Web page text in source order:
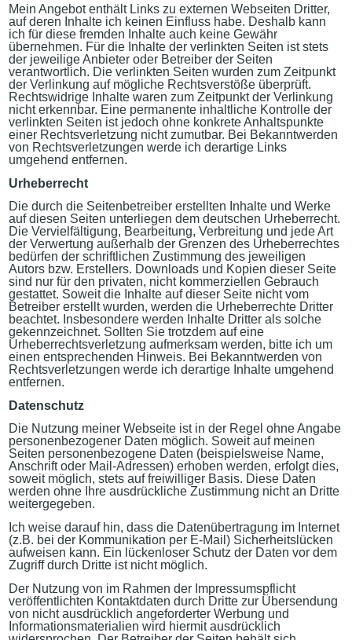
Mein Angebot enthält Links zu externen Webseiten Dritter,
auf deren Inhalte ich keinen Einfluss habe. Deshalb kann
ich für diese fremden Inhalte auch keine Gewähr
übernehmen. Für die Inhalte der verlinkten Seiten ist stets
der jeweilige Anbieter oder Betreiber der Seiten
verantwortlich. Die verlinkten Seiten wurden zum Zeitpunkt
der Verlinkung auf mögliche Rechtsverstöße überprüft.
Rechtswidrige Inhalte waren zum Zeitpunkt der Verlinkung
nicht erkennbar. Eine permanente inhaltliche Kontrolle der
verlinkten Seiten ist jedoch ohne konkrete Anhaltspunkte
einer Rechtsverletzung nicht zumutbar. Bei Bekanntwerden
von Rechtsverletzungen werde ich derartige Links
umgehend entfernen.
Urheberrecht
Die durch die Seitenbetreiber erstellten Inhalte und Werke
auf diesen Seiten unterliegen dem deutschen Urheberrecht.
Die Vervielfältigung, Bearbeitung, Verbreitung und jede Art
der Verwertung außerhalb der Grenzen des Urheberrechtes
bedürfen der schriftlichen Zustimmung des jeweiligen
Autors bzw. Erstellers. Downloads und Kopien dieser Seite
sind nur für den privaten, nicht kommerziellen Gebrauch
gestattet. Soweit die Inhalte auf dieser Seite nicht vom
Betreiber erstellt wurden, werden die Urheberrechte Dritter
beachtet. Insbesondere werden Inhalte Dritter als solche
gekennzeichnet. Sollten Sie trotzdem auf eine
Urheberrechtsverletzung aufmerksam werden, bitte ich um
einen entsprechenden Hinweis. Bei Bekanntwerden von
Rechtsverletzungen werde ich derartige Inhalte umgehend
entfernen.
Datenschutz
Die Nutzung meiner Webseite ist in der Regel ohne Angabe
personenbezogener Daten möglich. Soweit auf meinen
Seiten personenbezogene Daten (beispielsweise Name,
Anschrift oder Mail-Adressen) erhoben werden, erfolgt dies,
soweit möglich, stets auf freiwilliger Basis. Diese Daten
werden ohne Ihre ausdrückliche Zustimmung nicht an Dritte
weitergegeben.
Ich weise darauf hin, dass die Datenübertragung im Internet
(z.B. bei der Kommunikation per E-Mail) Sicherheitslücken
aufweisen kann. Ein lückenloser Schutz der Daten vor dem
Zugriff durch Dritte ist nicht möglich.
Der Nutzung von im Rahmen der Impressumspflicht
veröffentlichten Kontaktdaten durch Dritte zur Übersendung
von nicht ausdrücklich angeforderter Werbung und
Informationsmaterialien wird hiermit ausdrücklich